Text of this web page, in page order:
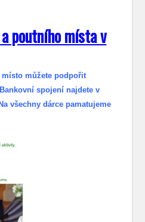
poutního místa v
místo můžete podpořit
spojení najdete v
všechny dárce pamatujeme